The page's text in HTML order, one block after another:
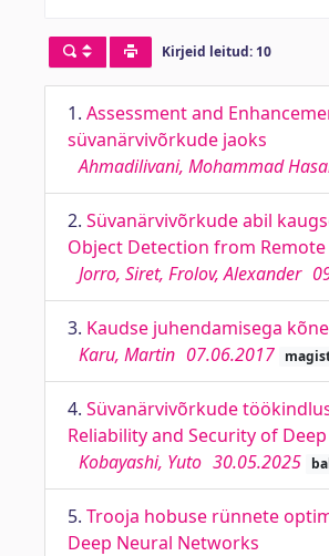
Kirjeid leitud: 10
1. Assessment and
süvanärvivõrkude jaoks
Ahmadilivani, Mohammad
2. Süvanärvivõrkude abil
Object Detection from
Jorro, Siret, Frolov, Alexander
3. Kaudse juhendamisega
Karu, Martin 07.06.2017
4. Süvanärvivõrkude
Reliability and Security of
Kobayashi, Yuto 30.05.2025
5. Trooja hobuse rünnete
Deep Neural Networks